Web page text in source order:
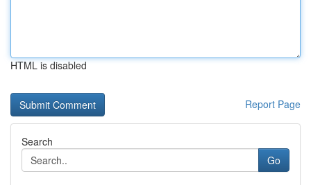
HTML is disabled
Report Page
Search
Go